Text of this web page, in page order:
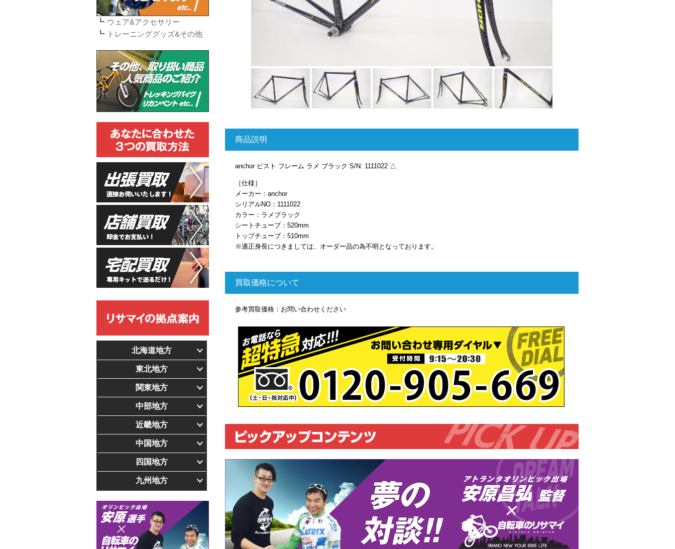
商品説明
anchor ピスト フレーム ラメ ブラック S/N: 1111022 △
［仕様］
メーカー：anchor
シリアルNO：1111022
カラー：ラメブラック
シートチューブ：520mm
トップチューブ：510mm
※適正身長につきましては、オーダー品の為不明となっております。
買取価格について
参考買取価格：お問い合わせください
ウェア&アクセサリー
トレーニンググッズ&その他
北海道地方
東北地方
関東地方
中部地方
近畿地方
中国地方
四国地方
九州地方